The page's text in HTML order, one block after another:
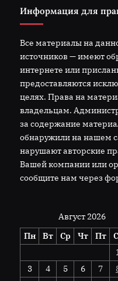
Информация для
Все материалы на
источников — имеют
интернете или
предоставляются
целях. Права на
владельцам.
за содержание
обнаружили на нашем
нарушают авторские
Вашей компании или
сообщите нам через
Август 2026
Пн
Вт Ср Чт Пт
3
4 5 6 7